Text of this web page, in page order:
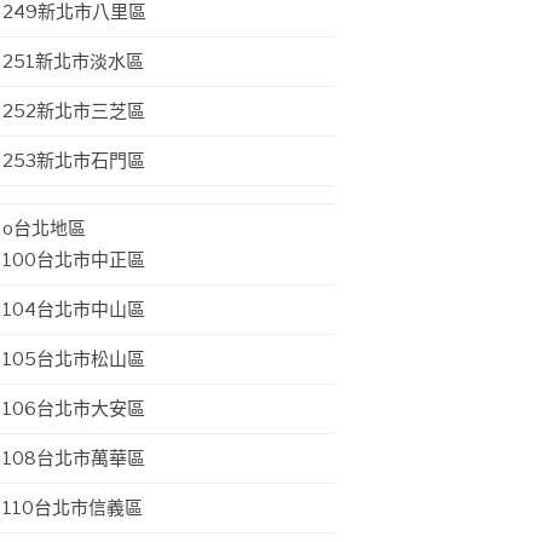
249新北市八里區
251新北市淡水區
252新北市三芝區
253新北市石門區
o台北地區
100台北市中正區
104台北市中山區
105台北市松山區
106台北市大安區
108台北市萬華區
110台北市信義區